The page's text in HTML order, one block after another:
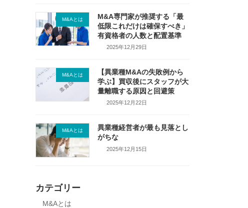
M&Aとは
M&A専門家が推奨する「最
低限これだけは確保すべき」
有資格者の人数と配置基準
2025年12月29日
M&Aとは
【異業種M&Aの失敗例から
学ぶ】買収後にスタッフが大
量離職する原因と回避策
2025年12月22日
M&Aとは
異業種経営者が最も見落とし
がちな
2025年12月15日
カテゴリー
M&Aとは